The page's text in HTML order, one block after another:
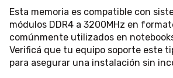
Esta memoria es compatible con
módulos DDR4 a 3200MHz en
comúnmente utilizados en
Verificá que tu equipo soporte este
para asegurar una instalación sin